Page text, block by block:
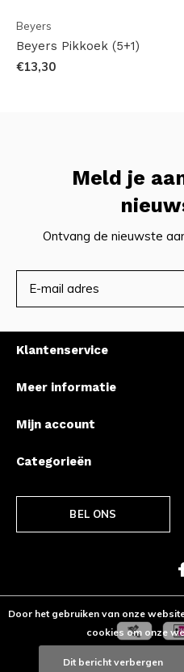
Beyers
Beyers Pikkoek (5+1)
€13,30
Meld je
Ontvang de nieuwste
Klantenservice
Meer informatie
Mijn account
Categorieën
BEL ONS
© Copyright2026-
Door het gebruiken van onze
cookies om onze
Dit bericht verbergen